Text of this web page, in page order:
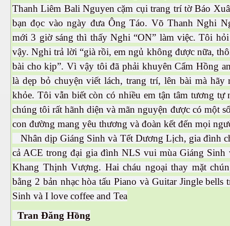
Thanh Liêm Bali Nguyen cặm cụi trang trí tờ Báo
bạn đọc vào ngày đưa Ông Táo. Võ Thanh Nghi
mới 3 giờ sáng thì thấy Nghi “ON” làm việc. Tôi hỏi
vậy. Nghi trả lời “già rồi, em ngủ không được nữa,
bài cho kịp”. Vì vậy tôi đã phải khuyên Cẩm Hồng
là dẹp bỏ chuyện viết lách, trang trí, lên bài mà hãy
khỏe. Tôi vẫn biết còn có nhiều em tận tâm tương tự
chúng tôi rất hãnh diện và mãn nguyện được có một
con đường mang yêu thương và đoàn kết đến mọi
Nhân dịp Giáng Sinh và Tết Dương Lịch, gia đình
cả ACE trong đại gia đình NLS vui mùa Giáng
Khang Thịnh Vượng. Hai cháu ngoại thay mặt
bằng 2 bản nhạc hòa tấu Piano và Guitar Jingle bells
Sinh và I love coffee and Tea
Tran Đăng Hồng